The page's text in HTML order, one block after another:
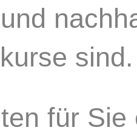
sind.
für